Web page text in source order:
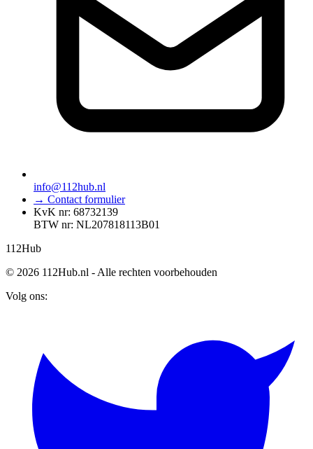
info@112hub.nl
→ Contact formulier
KvK nr: 68732139
BTW nr: NL207818113B01
112Hub
© 2026 112Hub.nl - Alle rechten voorbehouden
Volg ons: